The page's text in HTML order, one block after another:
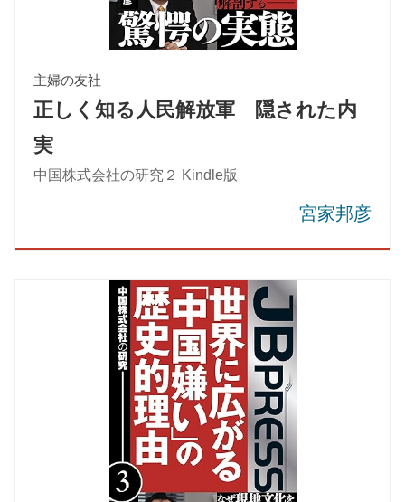
主婦の友社
正しく知る人民解放軍 隠された内
実
中国株式会社の研究２ Kindle版
宮家邦彦